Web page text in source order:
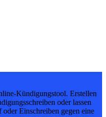
Kündigungstool. Erstellen
oder lassen
Einschreiben gegen eine